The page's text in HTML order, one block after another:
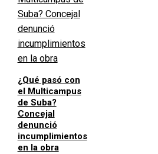
¿Qué pasó con
el Multicampus
de Suba?
Concejal
denunció
incumplimientos
en la obra